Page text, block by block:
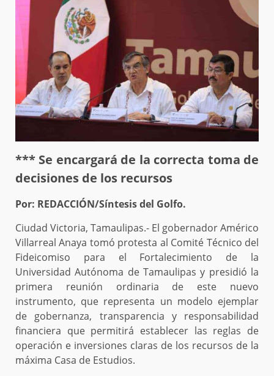
*** Se encargará de la correcta toma de
decisiones de los recursos
Por: REDACCIÓN/Síntesis del Golfo.
Ciudad Victoria, Tamaulipas.- El gobernador Américo
Villarreal Anaya tomó protesta al Comité Técnico del
Fideicomiso para el Fortalecimiento de la
Universidad Autónoma de Tamaulipas y presidió la
primera reunión ordinaria de este nuevo
instrumento, que representa un modelo ejemplar
de gobernanza, transparencia y responsabilidad
financiera que permitirá establecer las reglas de
operación e inversiones claras de los recursos de la
máxima Casa de Estudios.